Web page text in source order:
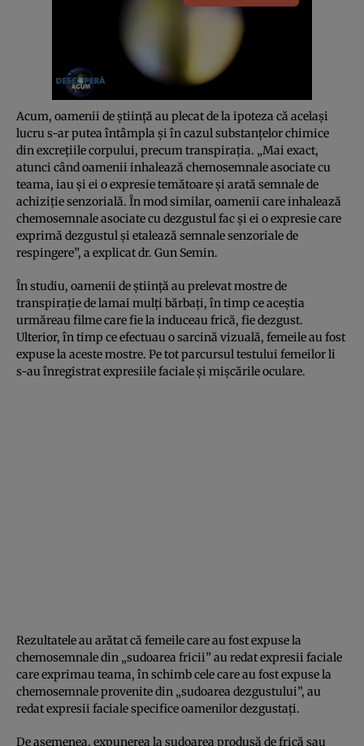
Acum, oamenii de ştiinţă au plecat de la ipoteza că acelaşi
lucru s-ar putea întâmpla şi în cazul substanţelor chimice
din excreţiile corpului, precum transpiraţia. „Mai exact,
atunci când oamenii inhalează chemosemnale asociate cu
teama, iau şi ei o expresie temătoare şi arată semnale de
achiziţie senzorială. În mod similar, oamenii care inhalează
chemosemnale asociate cu dezgustul fac şi ei o expresie care
exprimă dezgustul şi etalează semnale senzoriale de
respingere”, a explicat dr. Gun Semin.
În studiu, oamenii de ştiinţă au prelevat mostre de
transpiraţie de lamai mulţi bărbaţi, în timp ce aceştia
urmăreau filme care fie la induceau frică, fie dezgust.
Ulterior, în timp ce efectuau o sarcină vizuală, femeile au fost
expuse la aceste mostre. Pe tot parcursul testului femeilor li
s-au înregistrat expresiile faciale şi mişcările oculare.
Rezultatele au arătat că femeile care au fost expuse la
chemosemnale din „sudoarea fricii” au redat expresii faciale
care exprimau teama, în schimb cele care au fost expuse la
chemosemnale provenite din „sudoarea dezgustului”, au
redat expresii faciale specifice oamenilor dezgustaţi.
De asemenea, expunerea la sudoarea produsă de frică sau